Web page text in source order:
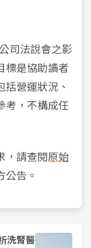
司法說會之影
標是協助讀者
營運狀況、
考，不構成任
，請查閱原始
公告。
洗腎醫